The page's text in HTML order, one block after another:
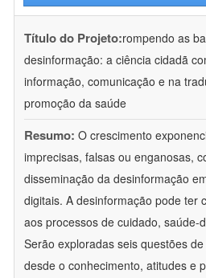
Título do Projeto:rompendo as
desinformação: a ciência cidadã
informação, comunicação e na
promoção da saúde
Resumo: O crescimento
imprecisas, falsas ou enganosas,
disseminação da desinformação
digitais. A desinformação pode ter
aos processos de cuidado, saúde-
Serão exploradas seis questões
desde o conhecimento, atitudes e